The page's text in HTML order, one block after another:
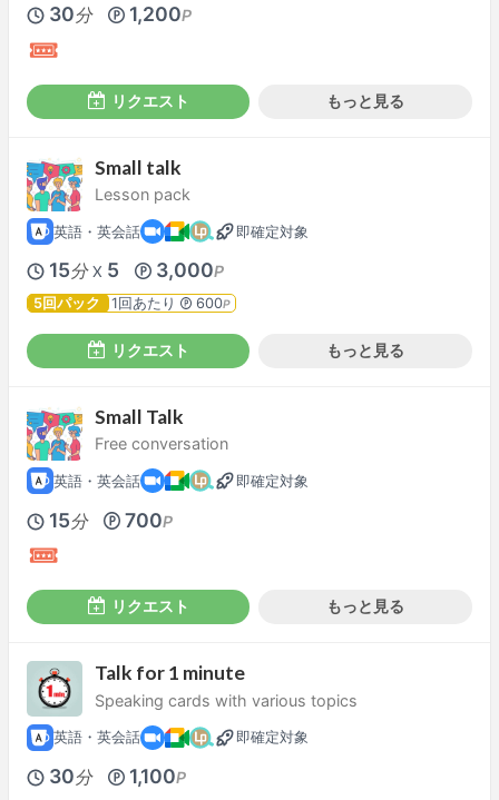
30分 1,200P
リクエスト もっと見る
Small talk
Lesson pack
英語・英会話 即確定対象
15分 X 5 3,000P
5回パック 1回あたり 600P
リクエスト もっと見る
Small Talk
Free conversation
英語・英会話 即確定対象
15分 700P
リクエスト もっと見る
Talk for 1 minute
Speaking cards with various topics
英語・英会話 即確定対象
30分 1,100P